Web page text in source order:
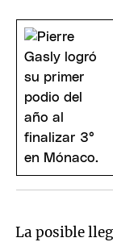
La posible